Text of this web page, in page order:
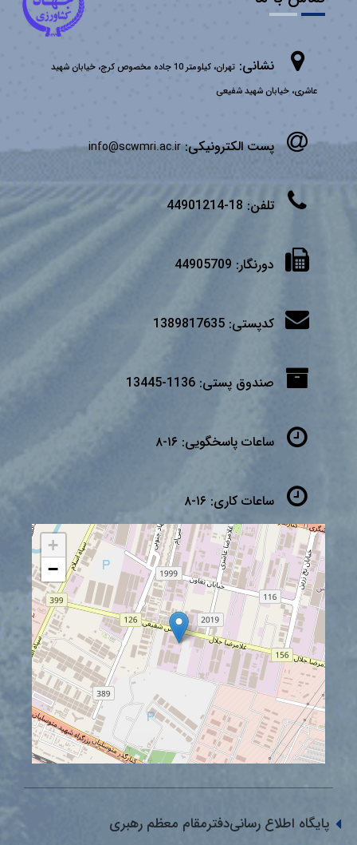
نشانی:
تهران، کیلومتر 10 جاده مخصوص کرج، خیابان شهید
عاشری، خیابان شهید شفیعی
پست الکترونیکی:info@scwmri.ac.ir
تلفن: 18-44901214
دورنگار: 44905709
کدپستی: 1389817635
صندوق پستی: 1136-13445
ساعات پاسخگویی: ۱۶-۸
ساعات کاری: ۱۶-۸
+
−
پایگاه اطلاع رسانی‌دفترمقام معظم رهبری